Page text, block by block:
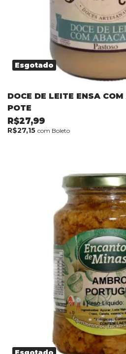
Esgotado
DOCE DE LEITE ENSA
POTE
R$27,99
R$27,15 com Boleto